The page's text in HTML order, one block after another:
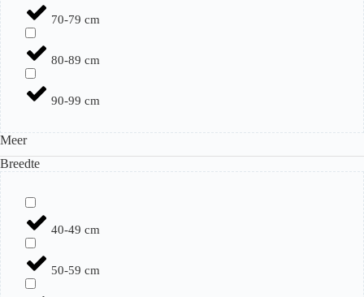
70-79 cm
80-89 cm
90-99 cm
Meer
Breedte
40-49 cm
50-59 cm